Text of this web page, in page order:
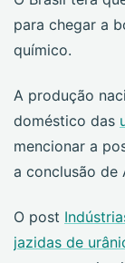
para chegar a
químico.
A produção
doméstico das
mencionar a
a conclusão de
O post
jazidas de